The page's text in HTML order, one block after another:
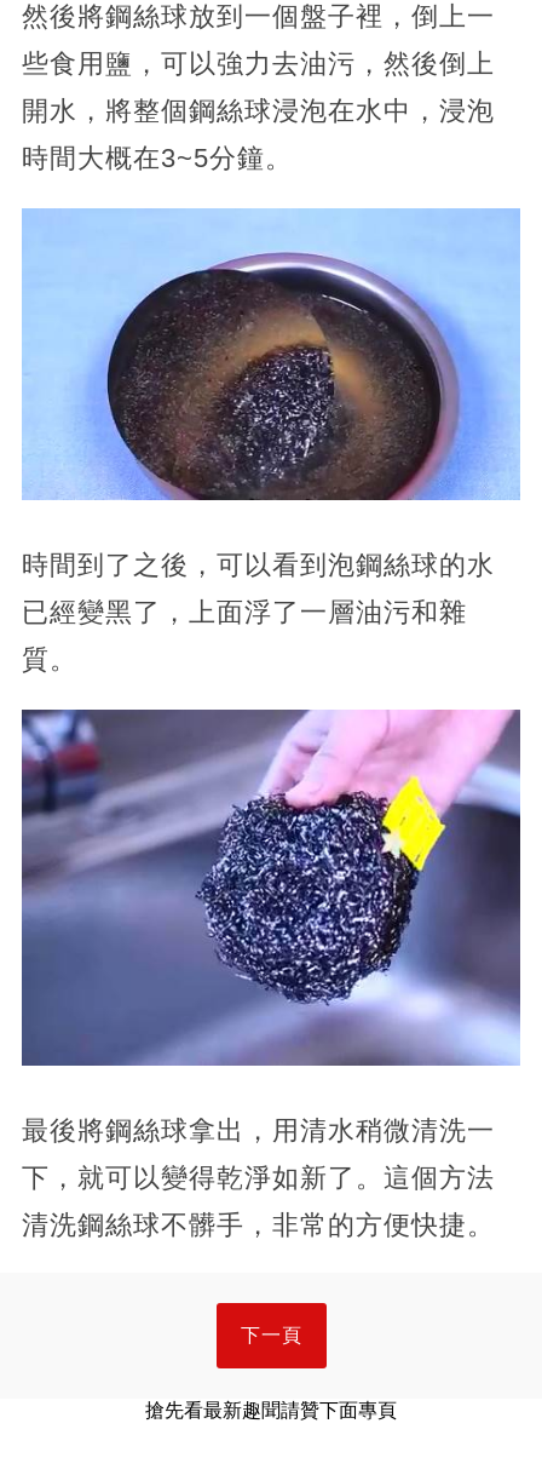
然後將鋼絲球放到一個盤子裡，倒上一
些食用鹽，可以強力去油污，然後倒上
開水，將整個鋼絲球浸泡在水中，浸泡
時間大概在3~5分鐘。
時間到了之後，可以看到泡鋼絲球的水
已經變黑了，上面浮了一層油污和雜
質。
​最後將鋼絲球拿出，用清水稍微清洗一
下，就可以變得乾淨如新了。這個方法
清洗鋼絲球不髒手，非常的方便快捷。
下一頁
搶先看最新趣聞請贊下面專頁